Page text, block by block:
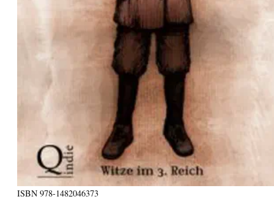
ISBN 978-1482046373